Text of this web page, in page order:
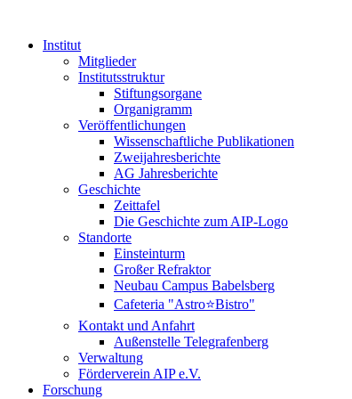
Institut
Mitglieder
Institutsstruktur
Stiftungsorgane
Organigramm
Veröffentlichungen
Wissenschaftliche Publikationen
Zweijahresberichte
AG Jahresberichte
Geschichte
Zeittafel
Die Geschichte zum AIP-Logo
Standorte
Einsteinturm
Großer Refraktor
Neubau Campus Babelsberg
Cafeteria "Astro⭐Bistro"
Kontakt und Anfahrt
Außenstelle Telegrafenberg
Verwaltung
Förderverein AIP e.V.
Forschung